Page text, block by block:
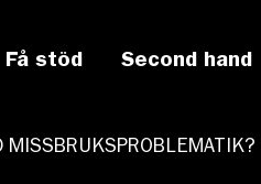
Få stöd Second hand